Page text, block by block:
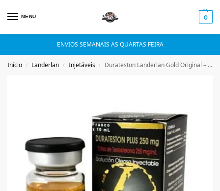
MENU 0
ENVIOS SEMANAIS AS QUARTAS FEIRA
Início / Landerlan / Injetáveis / Durateston Landerlan Gold Original – Tambor 10ml